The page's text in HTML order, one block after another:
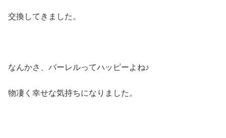
交換してきました。
なんかさ、バーレルってハッピーよね♪
物凄く幸せな気持ちになりました。